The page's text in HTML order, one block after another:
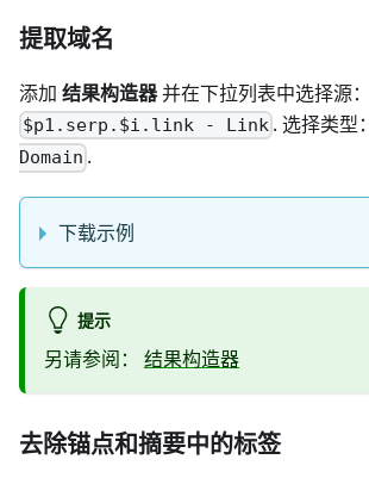
提取域名
添加 结果构造器并在下拉列表中选择源：
$p1.serp.$i.link - Link . 选择类型：
Domain .
下载示例
提示
另请参阅： 结果构造器
去除锚点和摘要中的标签